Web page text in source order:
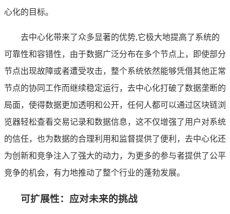
心化的目标。
去中心化带来了众多显著的优势,它极大地提高了系统的
可靠性和容错性，由于数据广泛分布在多个节点上，即使部分
节点出现故障或者遭受攻击，整个系统依然能够凭借其他正常
节点的协同工作而继续稳定运行，去中心化打破了数据垄断的
局面，使得数据更加透明和公开，任何人都可以通过区块链浏
览器轻松查看交易记录和数据信息，这不仅增强了用户对系统
的信任，也为数据的合理利用和监督提供了便利，去中心化还
为创新和竞争注入了强大的动力，为更多的参与者提供了公平
竞争的机会，有力地推动了整个行业的蓬勃发展。
可扩展性：应对未来的挑战